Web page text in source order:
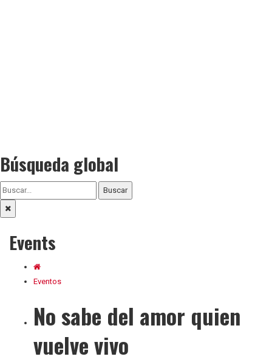
Búsqueda global
Buscar
Events
Eventos
No sabe del amor quien
vuelve vivo